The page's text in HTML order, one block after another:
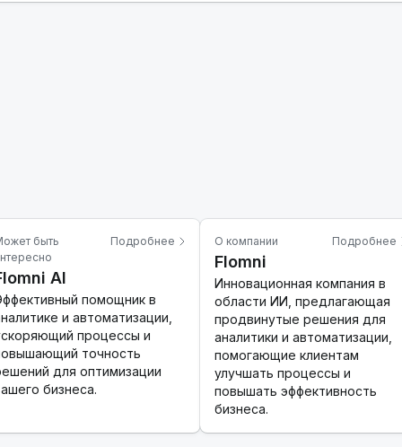
быть
AI
Подробнее
помощник в
и автоматизации,
процессы и
точность
для оптимизации
бизнеса.
О компании
Flomni
Подробнее
Инновационная компания в
области ИИ, предлагающая
продвинутые решения для
аналитики и автоматизации,
помогающие клиентам
улучшать процессы и
повышать эффективность
бизнеса.